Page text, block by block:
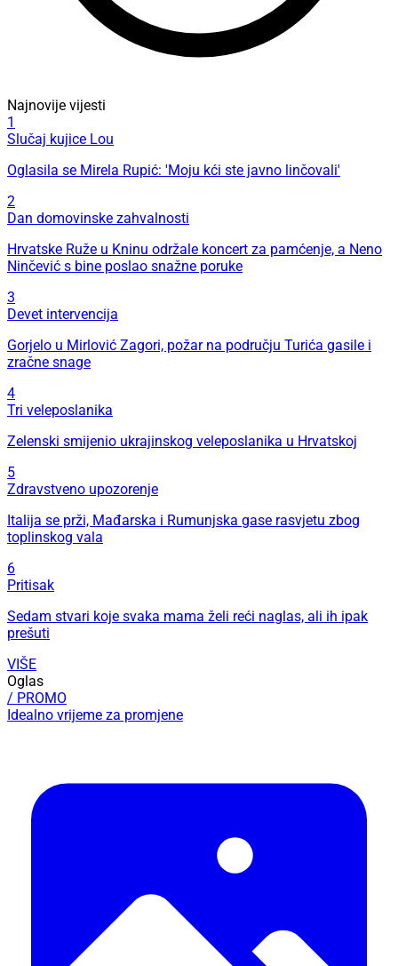
Najnovije vijesti
1
Slučaj kujice Lou
Oglasila se Mirela Rupić: 'Moju kći ste javno linčovali'
2
Dan domovinske zahvalnosti
Hrvatske Ruže u Kninu održale koncert za pamćenje, a Neno
Ninčević s bine poslao snažne poruke
3
Devet intervencija
Gorjelo u Mirlović Zagori, požar na području Turića gasile i
zračne snage
4
Tri veleposlanika
Zelenski smijenio ukrajinskog veleposlanika u Hrvatskoj
5
Zdravstveno upozorenje
Italija se prži, Mađarska i Rumunjska gase rasvjetu zbog
toplinskog vala
6
Pritisak
Sedam stvari koje svaka mama želi reći naglas, ali ih ipak
prešuti
VIŠE
Oglas
/ PROMO
Idealno vrijeme za promjene